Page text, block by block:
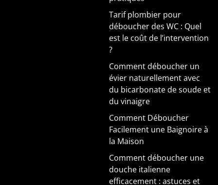
Tarif plombier pour
déboucher des WC : Quel
est le coût de l’intervention
?
Comment déboucher un
évier naturellement avec
du bicarbonate de soude et
du vinaigre
Comment Déboucher
Facilement une Baignoire à
la Maison
Comment déboucher une
douche italienne
efficacement : astuces et